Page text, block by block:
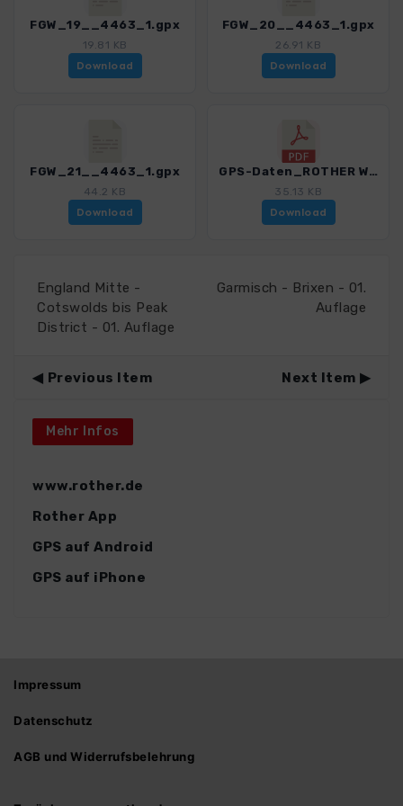
FGW_19__4463_1.gpx
19.81 KB
Download
FGW_20__4463_1.gpx
26.91 KB
Download
FGW_21__4463_1.gpx
44.2 KB
Download
GPS-Daten_ROTHER WF Fraenkischer Gebirgsweg_Hinweise_4463_1.pdf
35.13 KB
Download
England Mitte -
Cotswolds bis Peak
District - 01. Auflage
Garmisch - Brixen - 01.
Auflage
Previous Item Next Item
Mehr Infos
www.rother.de
Rother App
GPS auf Android
GPS auf iPhone
Impressum
Datenschutz
AGB und Widerrufsbelehrung